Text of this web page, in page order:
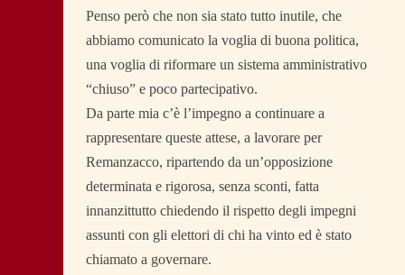
Penso però che non sia stato tutto inutile, che
abbiamo comunicato la voglia di buona politica,
una voglia di riformare un sistema amministrativo
“chiuso” e poco partecipativo.
Da parte mia c’è l’impegno a continuare a
rappresentare queste attese, a lavorare per
Remanzacco, ripartendo da un’opposizione
determinata e rigorosa, senza sconti, fatta
innanzittutto chiedendo il rispetto degli impegni
assunti con gli elettori di chi ha vinto ed è stato
chiamato a governare.